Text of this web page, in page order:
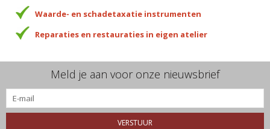
Waarde- en schadetaxatie instrumenten
Reparaties en restauraties in eigen atelier
Meld je aan voor onze nieuwsbrief
VERSTUUR